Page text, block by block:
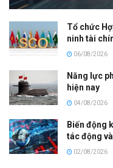
Tổ chức
ninh tài
06/08/2026
Năng lực
hiện nay
04/08/2026
Biến động
tác động
02/08/2026